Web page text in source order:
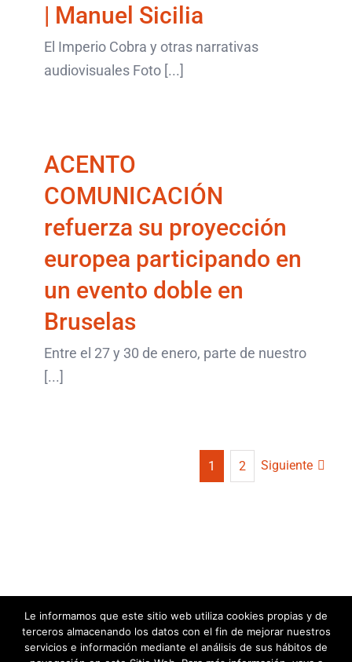
| Manuel Sicilia
El Imperio Cobra y otras narrativas
audiovisuales Foto [...]
ACENTO
COMUNICACIÓN
en un evento doble en
Bruselas
últimos artículos
ACENTO
COMUNICACIÓN
refuerza su proyección
europea participando en
un evento doble en
Bruselas
Entre el 27 y 30 de enero, parte de nuestro
[...]
1 2 Siguiente
© Acentoline Comunicación Editora SL -2026 |
info@acentocomunicacion.com
Política de Privacidad | Política de
Le informamos que este sitio web utiliza cookies propias y de
terceros almacenando los datos con el fin de mejorar nuestros
servicios e información mediante el análisis de sus hábitos de